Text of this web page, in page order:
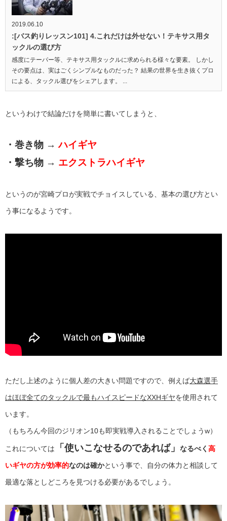
2019.06.10
:[バス釣りレッスン101] 4.これだけは外せない！テキサス用タ
ックルの選び方
感度にテーパー等、テキサス用タックルに求められる様々な要素。 しかし
その要点は、実はごくシンプルなものだった？ 結果の世界を生き抜くプロ
による、タックル選びをシェアします。 ...
というわけで結論だけを簡単に書いてしまうと、
・巻き物 →ハイギヤ
・撃ち物 → エクストラハイギヤ
というのが宮崎プロが実戦でチョイスしている、基本の選び方とい
う事になるようです。
ただし上述のように個人差の大きい問題ですので、例えば大森選手
はほぼ全てのタックルで最もハイスピードなXXHギヤを使用されて
います。
（もちろん今回のジリオン10も即実戦導入されることでしょうw）
これについては 「使いこなせるのであれば」 なるべく 高
いギヤの方が効率的なのは確かという事で、自分の体力と相談して
最適な落としどころを見つける必要があるでしょう。